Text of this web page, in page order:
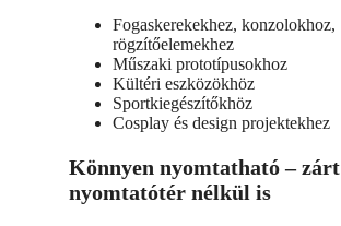
Fogaskerekekhez, konzolokhoz,
rögzítőelemekhez
Műszaki prototípusokhoz
Kültéri eszközökhöz
Sportkiegészítőkhöz
Cosplay és design projektekhez
Könnyen nyomtatható – zárt
nyomtatótér nélkül is